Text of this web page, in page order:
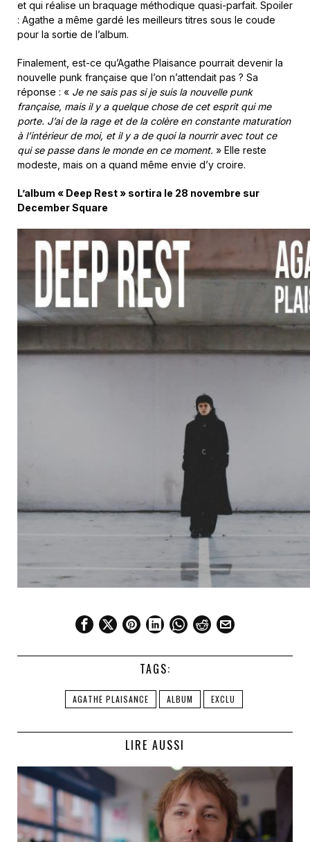
et qui réalise un braquage méthodique quasi-parfait. Spoiler
: Agathe a même gardé les meilleurs titres sous le coude
pour la sortie de l’album.
Finalement, est-ce qu’Agathe Plaisance pourrait devenir la
nouvelle punk française que l’on n’attendait pas ? Sa
réponse : « Je ne sais pas si je suis la nouvelle punk
française, mais il y a quelque chose de cet esprit qui me
porte. J’ai de la rage et de la colère en constante maturation
à l’intérieur de moi, et il y a de quoi la nourrir avec tout ce
qui se passe dans le monde en ce moment. » Elle reste
modeste, mais on a quand même envie d’y croire.
L’album « Deep Rest » sortira le 28 novembre sur
December Square
TAGS:
AGATHE PLAISANCE ALBUM EXCLU
LIRE AUSSI